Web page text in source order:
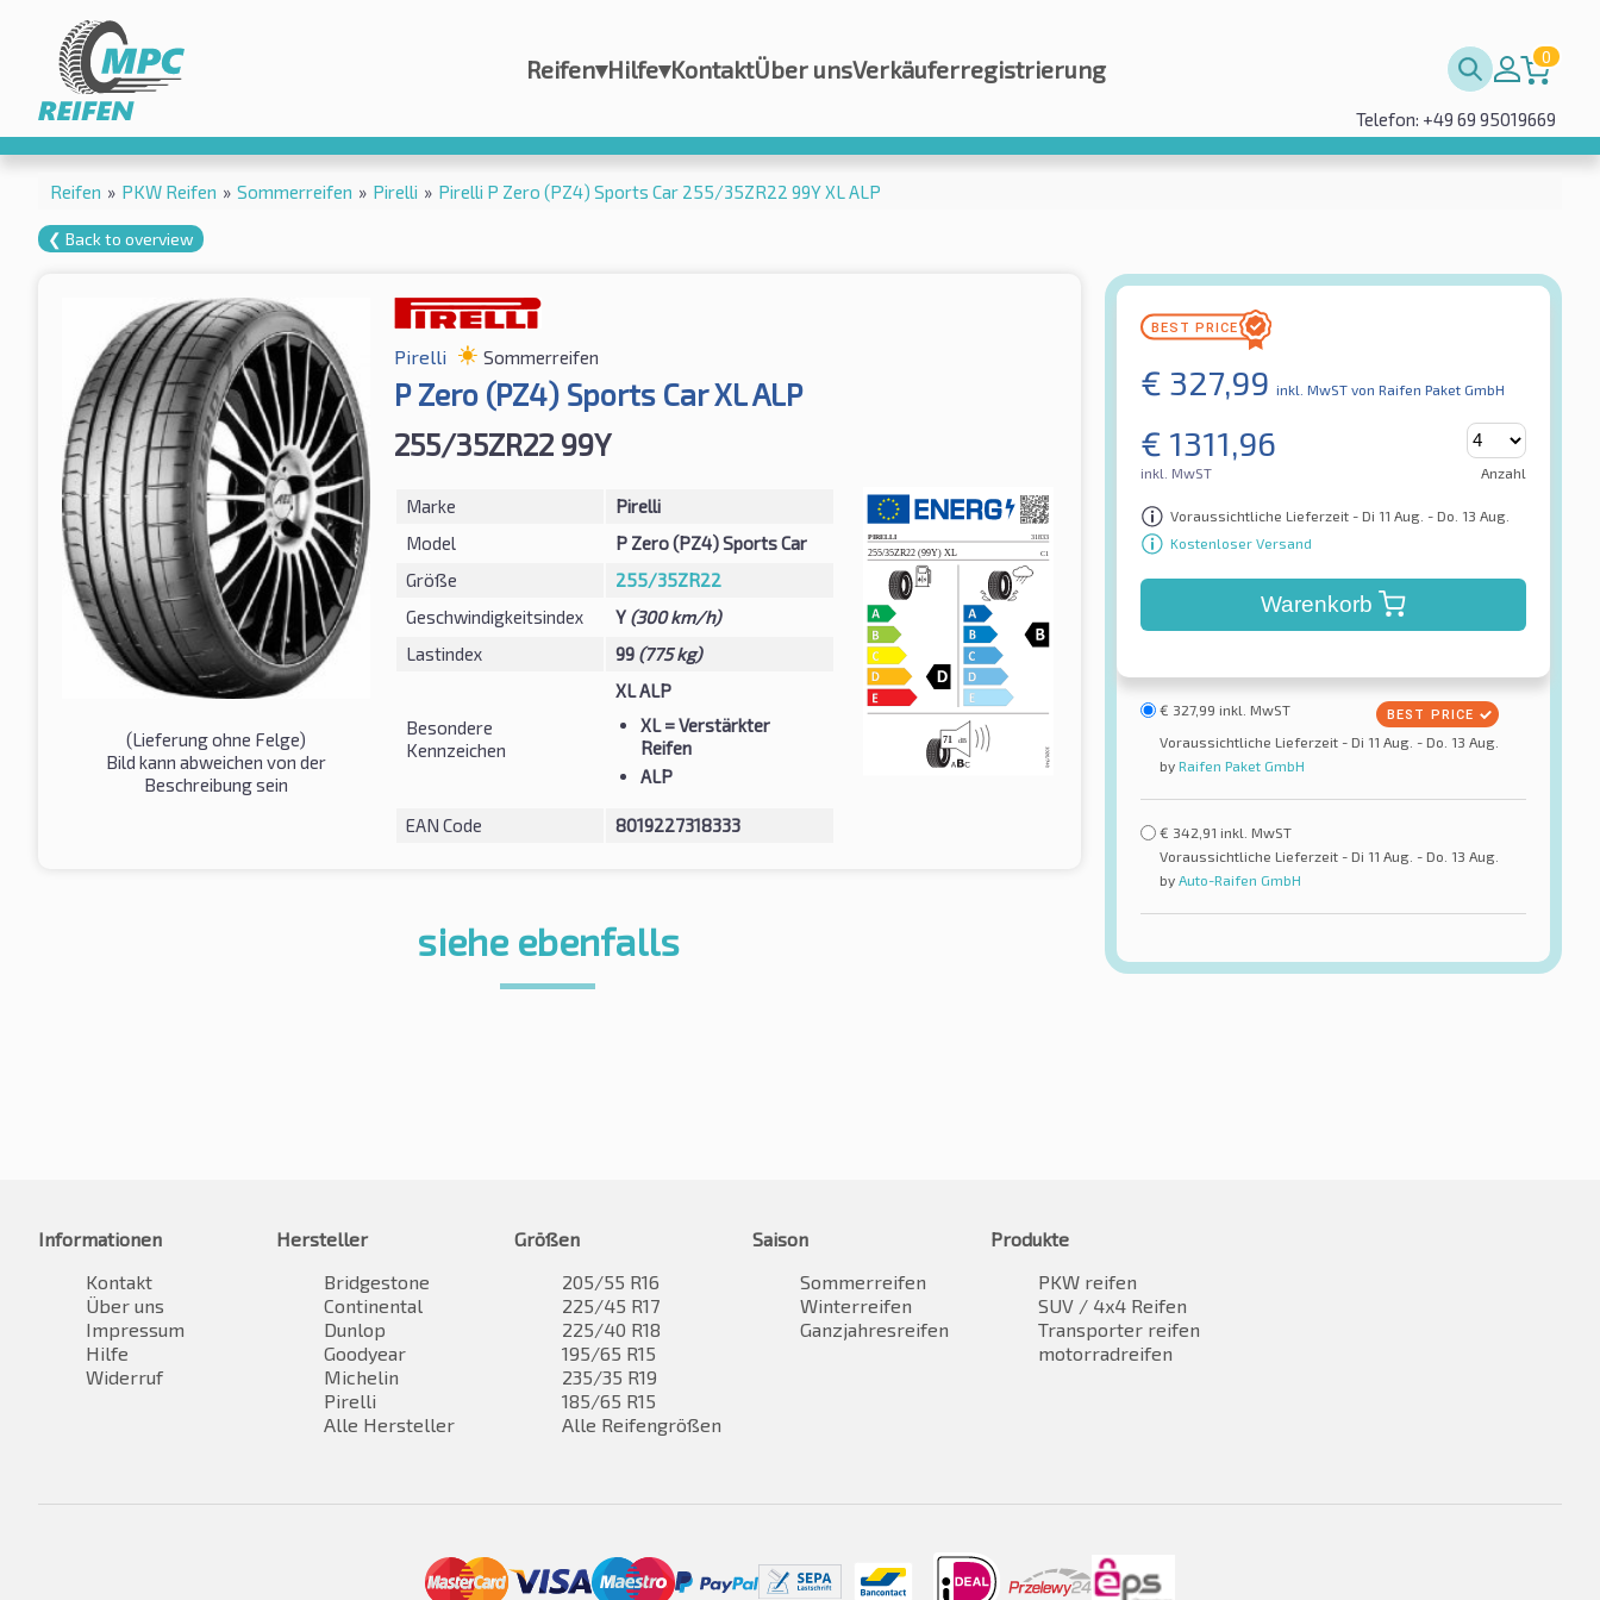
Reifen▾Hilfe▾KontaktÜber unsVerkäuferregistrierung 0
Telefon: +49 69 95019669
Reifen » PKW Reifen » Sommerreifen » Pirelli » Pirelli P Zero (PZ4) Sports Car 255/35ZR22 99Y XL ALP
❮ Back to overview
(Lieferung ohne Felge)
Bild kann abweichen von der
Beschreibung sein
Pirelli Sommerreifen
P Zero (PZ4) Sports Car XL ALP
255/35ZR22 99Y
Marke
Pirelli
Model
P Zero (PZ4) Sports Car
Größe
255/35ZR22
Geschwindigkeitsindex
Y (300 km/h)
Lastindex
99 (775 kg)
Besondere
Kennzeichen
XL ALP
XL= Verstärkter
Reifen
ALP
EAN Code 8019227318333
€ 327,99 inkl. MwST von Raifen Paket GmbH
€ 1311,96
inkl. MwST Anzahl
Voraussichtliche Lieferzeit - Di 11 Aug. - Do. 13 Aug.
Kostenloser Versand
Warenkorb
€ 327,99 inkl. MwST
Voraussichtliche Lieferzeit - Di 11 Aug. - Do. 13 Aug.
by Raifen Paket GmbH
€ 342,91 inkl. MwST
Voraussichtliche Lieferzeit - Di 11 Aug. - Do. 13 Aug.
by Auto-Raifen GmbH
siehe ebenfalls
Informationen
Kontakt
Über uns
Impressum
Hilfe
Widerruf
Hersteller
Bridgestone
Continental
Dunlop
Goodyear
Michelin
Pirelli
Alle Hersteller
Größen
205/55 R16
225/45 R17
225/40 R18
195/65 R15
235/35 R19
185/65 R15
Alle Reifengrößen
Saison
Sommerreifen
Winterreifen
Ganzjahresreifen
Produkte
PKW reifen
SUV / 4x4 Reifen
Transporter reifen
motorradreifen